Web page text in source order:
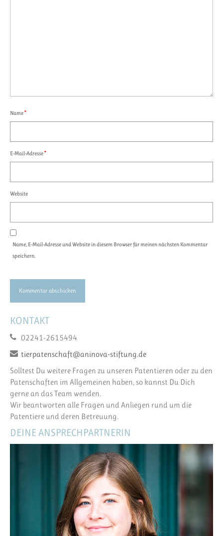
Name*
E-Mail-Adresse*
Website
Name, E-Mail-Adresse und Website in diesem Browser für meinen nächsten Kommentar
speichern.
KONTAKT
02241-2615494
tierpatenschaft@aninova-stiftung.de
Solltest Du weitere Fragen zu unseren Patentieren oder zu den
Patenschaften im Allgemeinen haben, so kannst Du Dich
gerne an das Team wenden.
Wir beantworten alle Fragen und Anliegen rund um die
Patentiere und deren Betreuung.
DEINE ANSPRECHPARTNERIN